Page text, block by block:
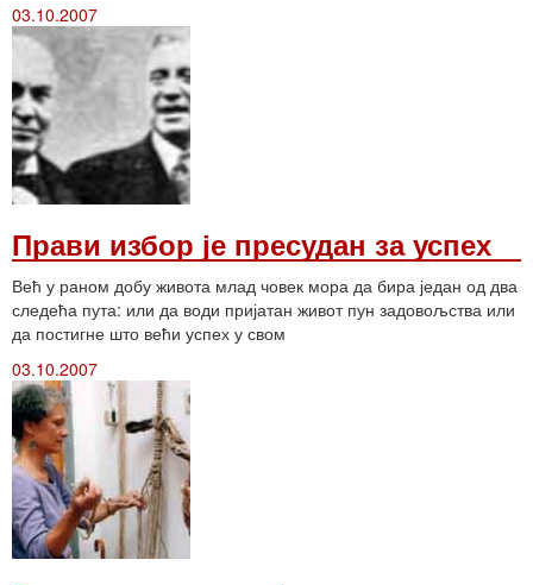
03.10.2007
Прави избор је пресудан за успех
Већ у раном добу живота млад човек мора да бира један од два
следећа пута: или да води пријатан живот пун задовољства или
да постигне што већи успех у свом
03.10.2007